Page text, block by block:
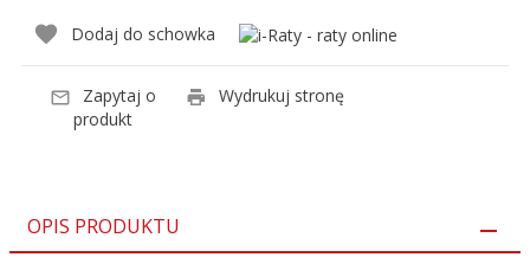
Dodaj do schowka
Zapytaj o
produkt
Wydrukuj stronę
OPIS PRODUKTU